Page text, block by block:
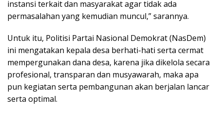
instansi terkait dan masyarakat agar tidak ada
permasalahan yang kemudian muncul,” sarannya.
Untuk itu, Politisi Partai Nasional Demokrat (NasDem)
ini mengatakan kepala desa berhati-hati serta cermat
mempergunakan dana desa, karena jika dikelola secara
profesional, transparan dan musyawarah, maka apa
pun kegiatan serta pembangunan akan berjalan lancar
serta optimal.